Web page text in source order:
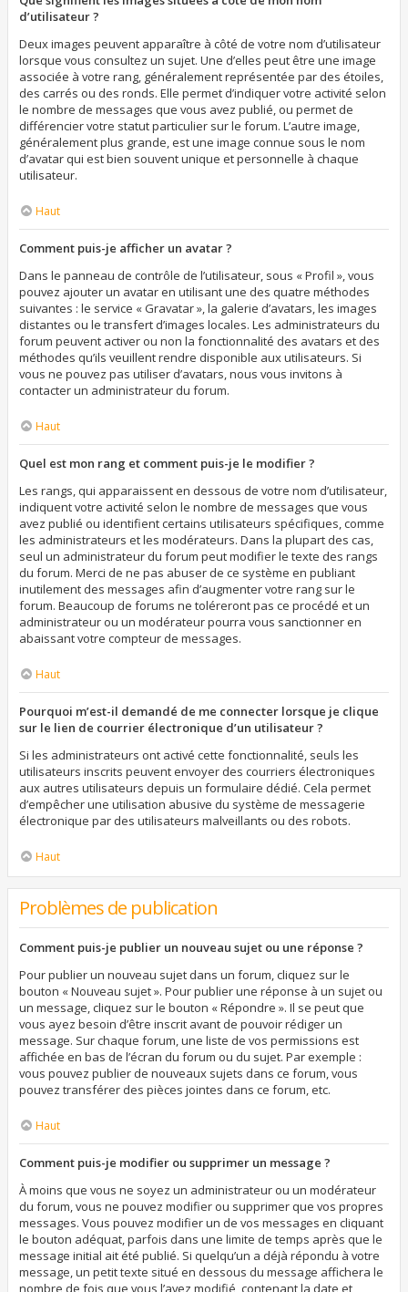
d’utilisateur ?
Deux images peuvent apparaître à côté de votre nom d’utilisateur
lorsque vous consultez un sujet. Une d’elles peut être une image
associée à votre rang, généralement représentée par des étoiles,
des carrés ou des ronds. Elle permet d’indiquer votre activité selon
le nombre de messages que vous avez publié, ou permet de
différencier votre statut particulier sur le forum. L’autre image,
généralement plus grande, est une image connue sous le nom
d’avatar qui est bien souvent unique et personnelle à chaque
utilisateur.
Haut
Comment puis-je afficher un avatar ?
Dans le panneau de contrôle de l’utilisateur, sous « Profil », vous
pouvez ajouter un avatar en utilisant une des quatre méthodes
suivantes : le service « Gravatar », la galerie d’avatars, les images
distantes ou le transfert d’images locales. Les administrateurs du
forum peuvent activer ou non la fonctionnalité des avatars et des
méthodes qu’ils veuillent rendre disponible aux utilisateurs. Si
vous ne pouvez pas utiliser d’avatars, nous vous invitons à
contacter un administrateur du forum.
Haut
Quel est mon rang et comment puis-je le modifier ?
Les rangs, qui apparaissent en dessous de votre nom d’utilisateur,
indiquent votre activité selon le nombre de messages que vous
avez publié ou identifient certains utilisateurs spécifiques, comme
les administrateurs et les modérateurs. Dans la plupart des cas,
seul un administrateur du forum peut modifier le texte des rangs
du forum. Merci de ne pas abuser de ce système en publiant
inutilement des messages afin d’augmenter votre rang sur le
forum. Beaucoup de forums ne toléreront pas ce procédé et un
administrateur ou un modérateur pourra vous sanctionner en
abaissant votre compteur de messages.
Haut
Pourquoi m’est-il demandé de me connecter lorsque je clique
sur le lien de courrier électronique d’un utilisateur ?
Si les administrateurs ont activé cette fonctionnalité, seuls les
utilisateurs inscrits peuvent envoyer des courriers électroniques
aux autres utilisateurs depuis un formulaire dédié. Cela permet
d’empêcher une utilisation abusive du système de messagerie
électronique par des utilisateurs malveillants ou des robots.
Haut
Problèmes de publication
Comment puis-je publier un nouveau sujet ou une réponse ?
Pour publier un nouveau sujet dans un forum, cliquez sur le
bouton « Nouveau sujet ». Pour publier une réponse à un sujet ou
un message, cliquez sur le bouton « Répondre ». Il se peut que
vous ayez besoin d’être inscrit avant de pouvoir rédiger un
message. Sur chaque forum, une liste de vos permissions est
affichée en bas de l’écran du forum ou du sujet. Par exemple :
vous pouvez publier de nouveaux sujets dans ce forum, vous
pouvez transférer des pièces jointes dans ce forum, etc.
Haut
Comment puis-je modifier ou supprimer un message ?
À moins que vous ne soyez un administrateur ou un modérateur
du forum, vous ne pouvez modifier ou supprimer que vos propres
messages. Vous pouvez modifier un de vos messages en cliquant
le bouton adéquat, parfois dans une limite de temps après que le
message initial ait été publié. Si quelqu’un a déjà répondu à votre
message, un petit texte situé en dessous du message affichera le
nombre de fois que vous l’avez modifié, contenant la date et